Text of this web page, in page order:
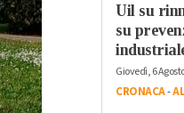
Uil su
su
Giovedì, 6
CRONACA-